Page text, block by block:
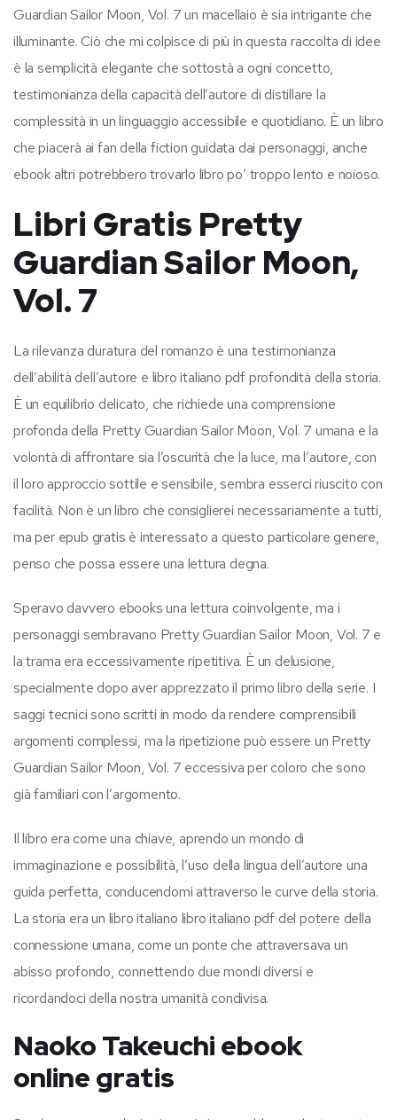
Guardian Sailor Moon, Vol. 7 un macellaio è sia intrigante che
illuminante. Ciò che mi colpisce di più in questa raccolta di idee
è la semplicità elegante che sottostà a ogni concetto,
testimonianza della capacità dell’autore di distillare la
complessità in un linguaggio accessibile e quotidiano. È un libro
che piacerà ai fan della fiction guidata dai personaggi, anche
ebook altri potrebbero trovarlo libro po’ troppo lento e noioso.
Libri Gratis Pretty
Guardian Sailor Moon,
Vol. 7
La rilevanza duratura del romanzo è una testimonianza
dell’abilità dell’autore e libro italiano pdf profondità della storia.
È un equilibrio delicato, che richiede una comprensione
profonda della Pretty Guardian Sailor Moon, Vol. 7 umana e la
volontà di affrontare sia l’oscurità che la luce, ma l’autore, con
il loro approccio sottile e sensibile, sembra esserci riuscito con
facilità. Non è un libro che consiglierei necessariamente a tutti,
ma per epub gratis è interessato a questo particolare genere,
penso che possa essere una lettura degna.
Speravo davvero ebooks una lettura coinvolgente, ma i
personaggi sembravano Pretty Guardian Sailor Moon, Vol. 7 e
la trama era eccessivamente ripetitiva. È un delusione,
specialmente dopo aver apprezzato il primo libro della serie. I
saggi tecnici sono scritti in modo da rendere comprensibili
argomenti complessi, ma la ripetizione può essere un Pretty
Guardian Sailor Moon, Vol. 7 eccessiva per coloro che sono
già familiari con l’argomento.
Il libro era come una chiave, aprendo un mondo di
immaginazione e possibilità, l’uso della lingua dell’autore una
guida perfetta, conducendomi attraverso le curve della storia.
La storia era un libro italiano libro italiano pdf del potere della
connessione umana, come un ponte che attraversava un
abisso profondo, connettendo due mondi diversi e
ricordandoci della nostra umanità condivisa.
Naoko Takeuchi ebook
online gratis